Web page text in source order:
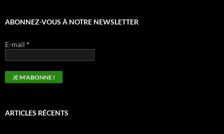
ABONNEZ-VOUS À NOTRE NEWSLETTER
E-mail *
ARTICLES RÉCENTS